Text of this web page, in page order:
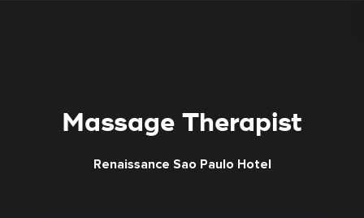
Massage Therapist
Renaissance Sao Paulo Hotel